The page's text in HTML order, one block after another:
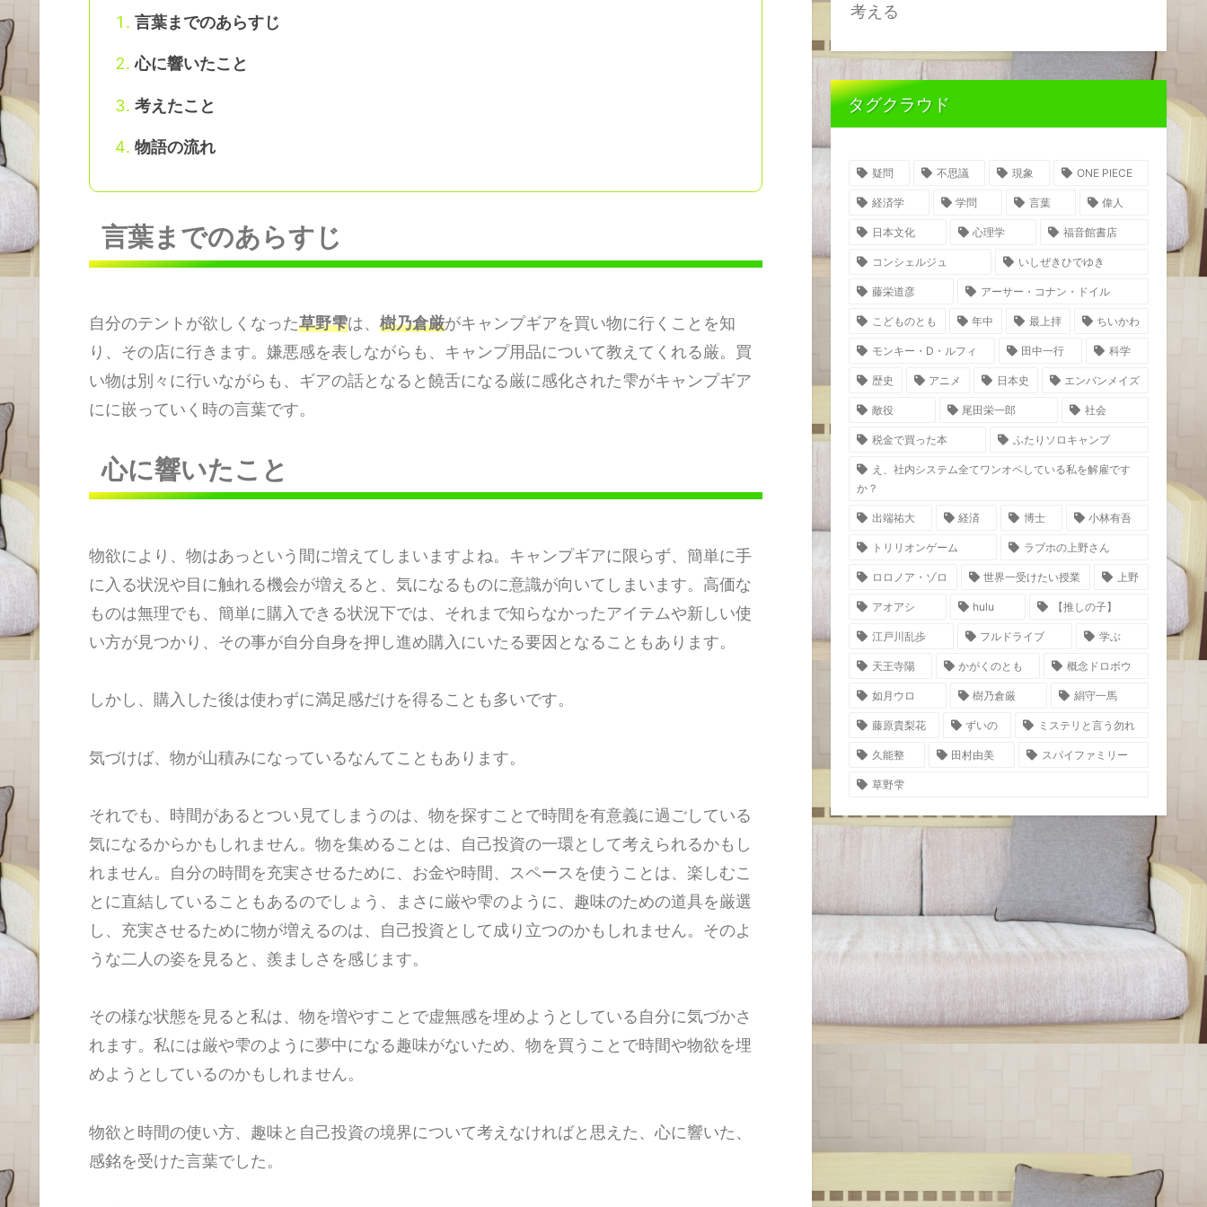
言葉までのあらすじ
心に響いたこと
考えたこと
物語の流れ
言葉までのあらすじ
自分のテントが欲しくなった草野雫は、 樹乃倉厳がキャンプギアを買い物に行くことを知
り、その店に行きます。嫌悪感を表しながらも、キャンプ用品について教えてくれる厳。買
い物は別々に行いながらも、ギアの話となると饒舌になる厳に感化された雫がキャンプギア
にに嵌っていく時の言葉です。
心に響いたこと
物欲により、物はあっという間に増えてしまいますよね。キャンプギアに限らず、簡単に手
に入る状況や目に触れる機会が増えると、気になるものに意識が向いてしまいます。高価な
ものは無理でも、簡単に購入できる状況下では、それまで知らなかったアイテムや新しい使
い方が見つかり、その事が自分自身を押し進め購入にいたる要因となることもあります。
しかし、購入した後は使わずに満足感だけを得ることも多いです。
気づけば、物が山積みになっているなんてこともあります。
それでも、時間があるとつい見てしまうのは、物を探すことで時間を有意義に過ごしている
気になるからかもしれません。物を集めることは、自己投資の一環として考えられるかもし
れません。自分の時間を充実させるために、お金や時間、スペースを使うことは、楽しむこ
とに直結していることもあるのでしょう、まさに厳や雫のように、趣味のための道具を厳選
し、充実させるために物が増えるのは、自己投資として成り立つのかもしれません。そのよ
うな二人の姿を見ると、羨ましさを感じます。
その様な状態を見ると私は、物を増やすことで虚無感を埋めようとしている自分に気づかさ
れます。私には厳や雫のように夢中になる趣味がないため、物を買うことで時間や物欲を埋
めようとしているのかもしれません。
物欲と時間の使い方、趣味と自己投資の境界について考えなければと思えた、心に響いた、
感銘を受けた言葉でした。
考える
タグクラウド
疑問 不思議 現象 ONE PIECE
経済学 学問 言葉 偉人
日本文化 心理学 福音館書店
コンシェルジュ いしぜきひでゆき
藤栄道彦 アーサー・コナン・ドイル
こどものとも 年中 最上拝 ちいかわ
モンキー・D・ルフィ 田中一行 科学
歴史 アニメ 日本史 エンバンメイズ
敵役 尾田栄一郎 社会
税金で買った本 ふたりソロキャンプ
え、社内システム全てワンオペしている私を解雇です
か？
出端祐大 経済 博士 小林有吾
トリリオンゲーム ラブホの上野さん
ロロノア・ゾロ 世界一受けたい授業 上野
アオアシ hulu 【推しの子】
江戸川乱歩 フルドライブ 学ぶ
天王寺陽 かがくのとも 概念ドロボウ
如月ウロ 樹乃倉厳 絹守一馬
藤原貴梨花 ずいの ミステリと言う勿れ
久能整 田村由美 スパイファミリー
草野雫